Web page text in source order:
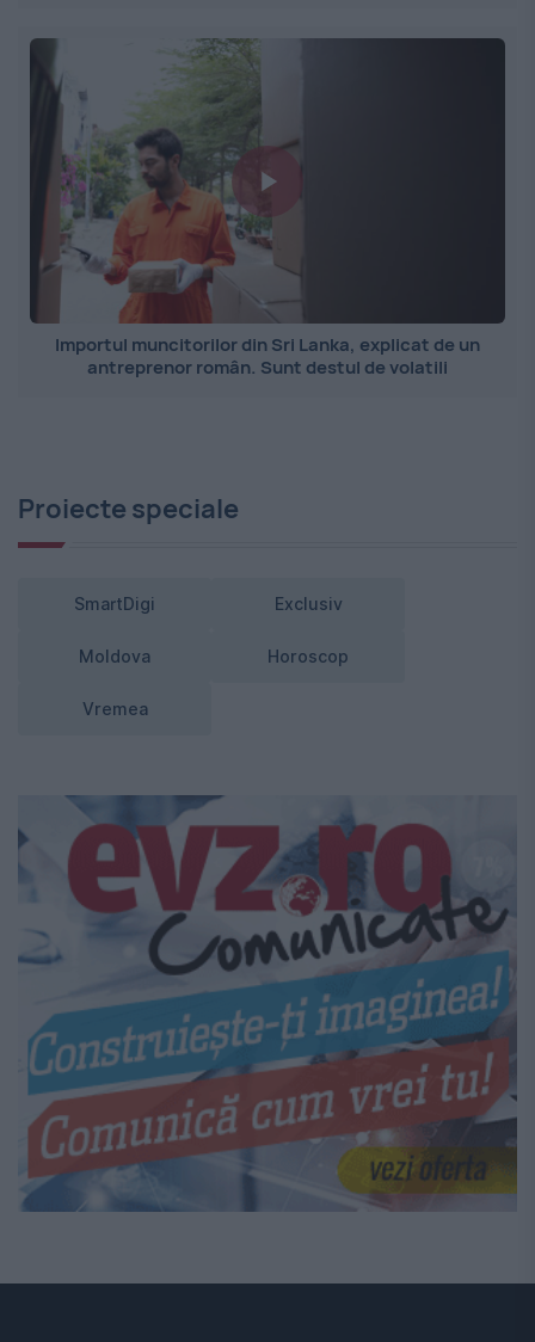
Importul muncitorilor din Sri Lanka, explicat de un
antreprenor român. Sunt destul de volatili
Proiecte speciale
SmartDigi Exclusiv
Moldova Horoscop
Vremea